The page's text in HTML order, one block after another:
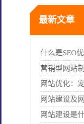
最新文章
什么是SEO
营销型网站
网站优化：
网站建设是